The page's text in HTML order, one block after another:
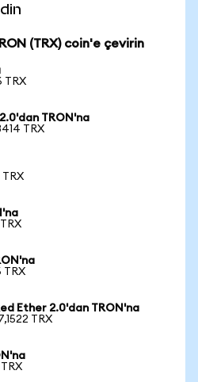
(TRX) coin'e çevirin
TRX
TRON'na
TRX
TRX
Ether 2.0'dan TRON'na
TRX